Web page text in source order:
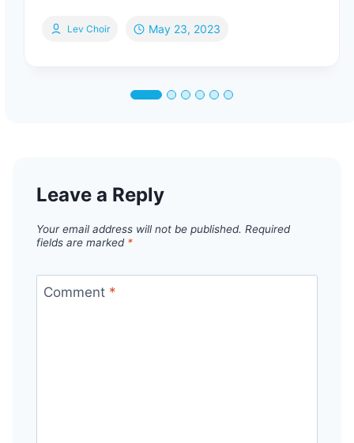
Lev Choir May 23, 2023
Leave a Reply
Your email address will not be published. Required
fields are marked *
Comment *